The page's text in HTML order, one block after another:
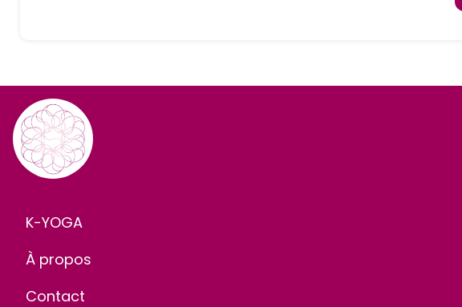
K-YOGA
À propos
Contact